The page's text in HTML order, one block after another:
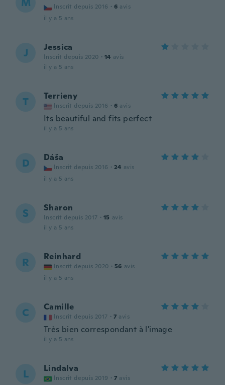
Inscrit depuis 2016 · 6 avis
il y a 5 ans
J Jessica
Inscrit depuis 2020 · 14 avis
il y a 5 ans
T Terrieny
Inscrit depuis 2016 · 6 avis
Its beautiful and fits perfect
il y a 5 ans
D Dáša
Inscrit depuis 2016 · 24 avis
il y a 5 ans
S Sharon
Inscrit depuis 2017 · 15 avis
il y a 5 ans
R Reinhard
Inscrit depuis 2020 · 56 avis
il y a 5 ans
C Camille
Inscrit depuis 2017 · 7 avis
Très bien correspondant à l'image
il y a 5 ans
L Lindalva
Inscrit depuis 2019 · 7 avis